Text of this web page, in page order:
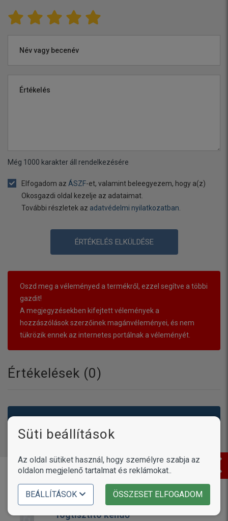
Név vagy becenév
Értékelés
Még 1000 karakter áll rendelkezésére
Elfogadom az ÁSZF-et, valamint beleegyezem, hogy a(z)
Okosgazdi oldal kezelje az adataimat.
További részletek az adatvédelmi nyilatkozatban
ÉRTÉKELÉS ELKÜLDÉSE
Oszd meg a véleményed a termékről, ezzel segítve a többi
gazdit!
A megjegyzésekben kifejtett vélemények a
hozzászólások szerzőinek magánvéleményei, és nem
tükrözik ennek az internetes portálnak a véleményét.
Értékelések (0)
Vásárlóink írták
Termékek /Petosan ujjra húzható
fogtisztító kendő
Süti beállítások
Az oldal sütiket használ, hogy személyre szabja az
oldalon megjelenő tartalmat és reklámokat..
BEÁLLÍTÁSOK ÖSSZESET ELFOGADOM